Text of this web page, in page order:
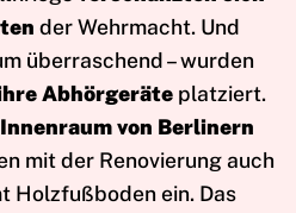
der Wehrmacht. Und
überraschend – wurden
Abhörgeräte platziert.
Innenraum von Berlinern
mit der Renovierung auch
Holzfußboden ein. Das